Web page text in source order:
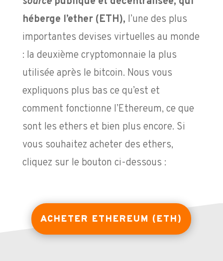
héberge l’ether (ETH), l’une des plus
importantes devises virtuelles au monde
: la deuxième cryptomonnaie la plus
utilisée après le bitcoin. Nous vous
expliquons plus bas ce qu’est et
comment fonctionne l’Ethereum, ce que
sont les ethers et bien plus encore. Si
vous souhaitez acheter des ethers,
cliquez sur le bouton ci-dessous :
ACHETER ETHEREUM (ETH)